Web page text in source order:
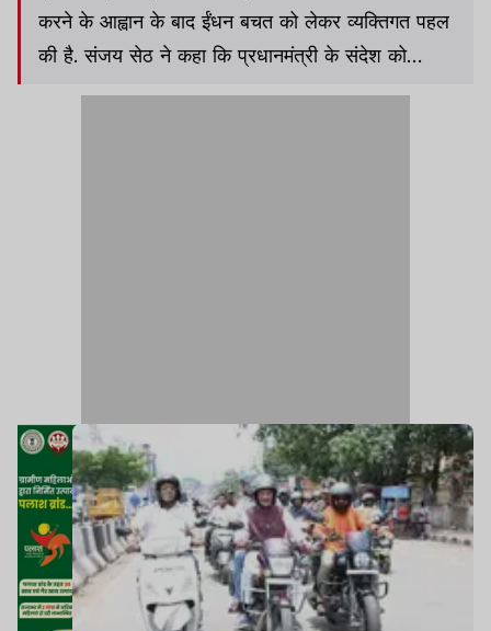
करने के आह्वान के बाद ईंधन बचत को लेकर व्यक्तिगत पहल
की है. संजय सेठ ने कहा कि प्रधानमंत्री के संदेश को